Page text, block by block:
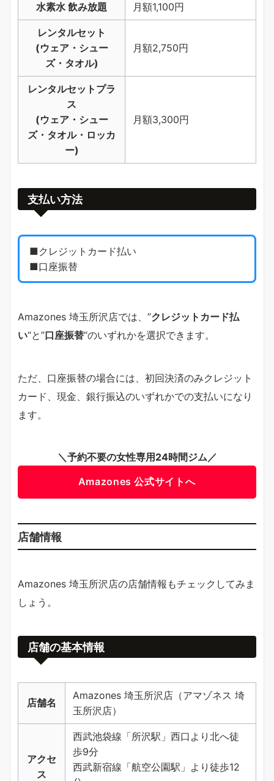
水素水 飲み放題 月額1,100円
レンタルセット
(ウェア・シュー
ズ・タオル)
月額2,750円
レンタルセットプラ
ス
(ウェア・シュー
ズ・タオル・ロッカ
ー)
月額3,300円
支払い方法
■クレジットカード払い
■口座振替
Amazones 埼玉所沢店では、”クレジットカード払
い“と”口座振替“のいずれかを選択できます。
ただ、口座振替の場合には、初回決済のみクレジット
カード、現金、銀行振込のいずれかでの支払いになり
ます。
＼予約不要の女性専用24時間ジム／
Amazones 公式サイトへ
店舗情報
Amazones 埼玉所沢店の店舗情報もチェックしてみま
しょう。
店舗の基本情報
店舗名
Amazones 埼玉所沢店（アマゾネス 埼
玉所沢店）
アクセ
ス
西武池袋線「所沢駅」西口より北へ徒
歩9分
西武新宿線「航空公園駅」より徒歩12